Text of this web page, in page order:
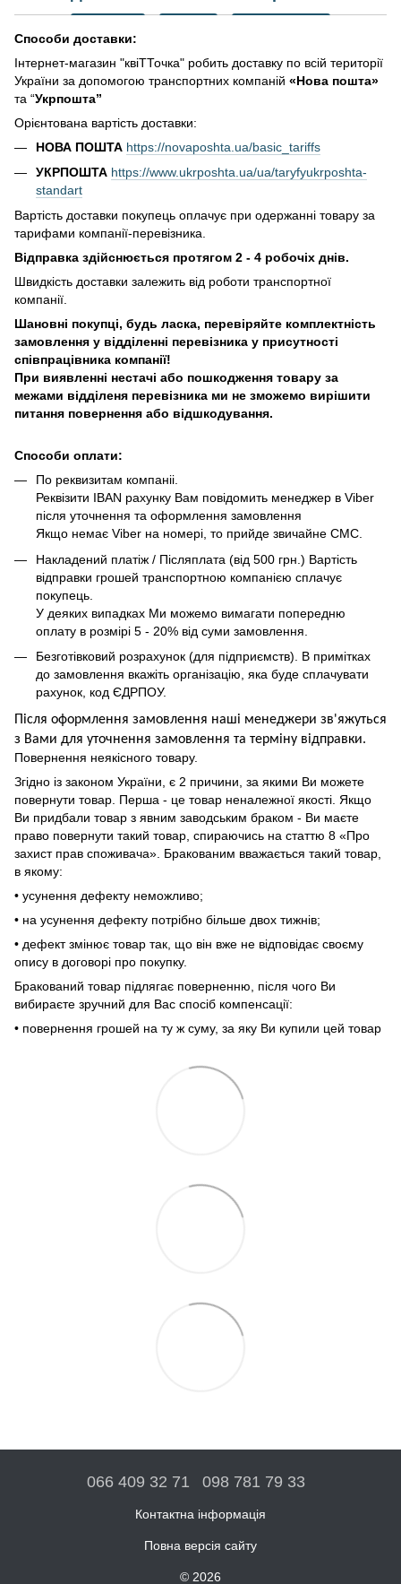
Способи доставки:
Інтернет-магазин "квіТТочка" робить доставку по всій території
України за допомогою транспортних компаній «Нова пошта»
та “Укрпошта”
Орієнтована вартість доставки:
НОВА ПОШТА https://novaposhta.ua/basic_tariffs
УКРПОШТА https://www.ukrposhta.ua/ua/taryfyukrposhta-
standart
Вартість доставки покупець оплачує при одержанні товару за
тарифами компанії-перевізника.
Відправка здійснюється протягом 2 - 4 робочіх днів.
Швидкість доставки залежить від роботи транспортної
компанії.
Шановні покупці, будь ласка, перевіряйте комплектність
замовлення у відділенні перевізника у присутності
співпрацівника компанії!
При виявленні нестачі або пошкодження товару за
межами відділеня перевізника ми не зможемо вирішити
питання повернення або відшкодування.
Способи оплати:
По реквизитам компаніі.
Реквізити IBAN рахунку Вам повідомить менеджер в Viber
після уточнення та оформлення замовлення
Якщо немає Viber на номері, то прийде звичайне СМС.
Накладений платіж / Післяплата (від 500 грн.) Вартість
відправки грошей транспортною компанією сплачує
покупець.
У деяких випадках Ми можемо вимагати попередню
оплату в розмірі 5 - 20% від суми замовлення.
Безготівковий розрахунок (для підприємств). В примітках
до замовлення вкажіть організацію, яка буде сплачувати
рахунок, код ЄДРПОУ.
Після оформлення замовлення наші менеджери зв'яжуться
з Вами для уточнення замовлення та терміну відправки.
Повернення неякісного товару.
Згідно із законом України, є 2 причини, за якими Ви можете
повернути товар. Перша - це товар неналежної якості. Якщо
Ви придбали товар з явним заводським браком - Ви маєте
право повернути такий товар, спираючись на статтю 8 «Про
захист прав споживача». Бракованим вважається такий товар,
в якому:
• усунення дефекту неможливо;
• на усунення дефекту потрібно більше двох тижнів;
• дефект змінює товар так, що він вже не відповідає своєму
опису в договорі про покупку.
Бракований товар підлягає поверненню, після чого Ви
вибираєте зручний для Вас спосіб компенсації:
• повернення грошей на ту ж суму, за яку Ви купили цей товар
066 409 32 71 098 781 79 33
Контактна інформація
Повна версія сайту
© 2026